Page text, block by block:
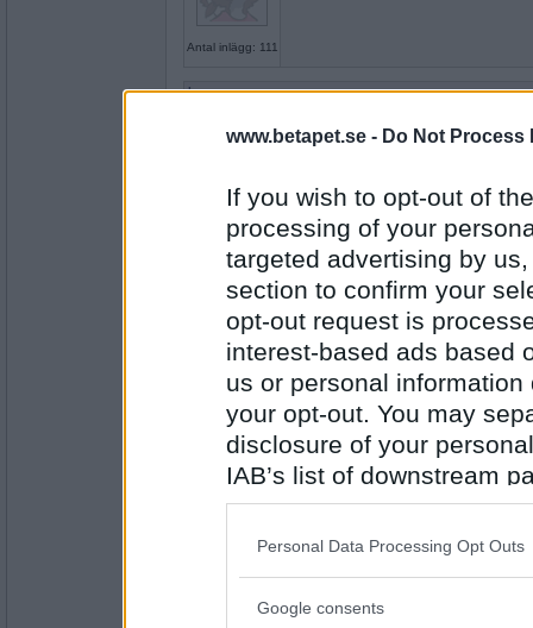
www.betapet.se - Do Not Process
If you wish to opt-out of
processing of your
targeted advertising by
section to confirm your
opt-out request is
interest-based ads based
us or personal
your opt-out. You may
disclosure of your
IAB’s list of downstream
also be disclosed by us
Downstream Participants
Please note that this
Personal Data Processing Opt Outs
Google consents
Antal inlägg: 111
hon
Antal inlägg:
5144
travmys
7110
Hår Ding
Antal inlägg:
Hår Färg